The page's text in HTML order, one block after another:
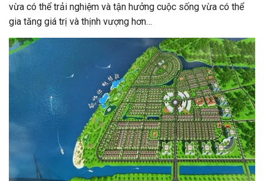
vừa có thể trải nghiệm và tận hưởng cuộc sống vừa có thể
gia tăng giá trị và thịnh vượng hơn…